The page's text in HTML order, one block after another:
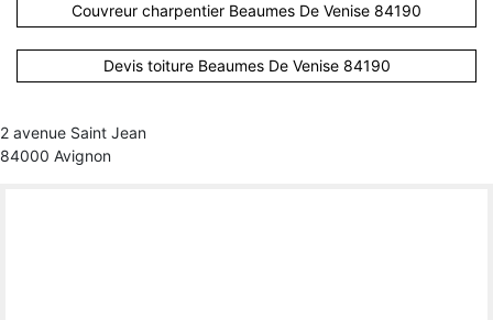
Couvreur charpentier Beaumes De Venise 84190
Devis toiture Beaumes De Venise 84190
2 avenue Saint Jean
84000 Avignon